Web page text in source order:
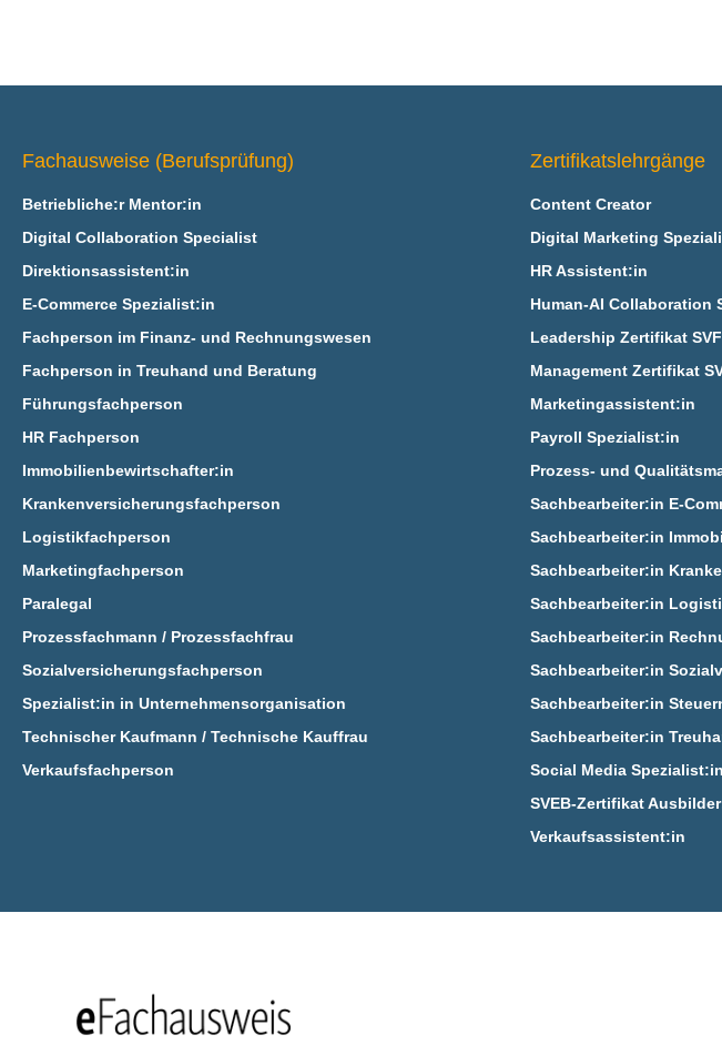
Fachausweise (Berufsprüfung)
Betriebliche:r Mentor:in
Digital Collaboration Specialist
Direktionsassistent:in
E‑Commerce Spezialist:in
Fachperson im Finanz- und Rechnungswesen
Fachperson in Treuhand und Beratung
Führungsfachperson
HR Fachperson
Immobilienbewirtschafter:in
Krankenversicherungsfachperson
Logistikfachperson
Marketingfachperson
Paralegal
Prozessfachmann / Prozessfachfrau
Sozialversicherungsfachperson
Spezialist:in in Unternehmensorganisation
Technischer Kaufmann / Technische Kauffrau
Verkaufsfachperson
Zertifikatslehrgänge
Content Creator
Digital Marketing
HR Assistent:in
Human-AI Collaboration
Leadership Zertifikat SVF
Management Zertifikat
Marketingassistent:in
Payroll Spezialist:in
Prozess- und
Sachbearbeiter:in
Sachbearbeiter:in
Sachbearbeiter:in
Sachbearbeiter:in
Sachbearbeiter:in
Sachbearbeiter:in
Sachbearbeiter:in
Sachbearbeiter:in
Social Media Spezialist:in
SVEB-Zertifikat
Verkaufsassistent:in